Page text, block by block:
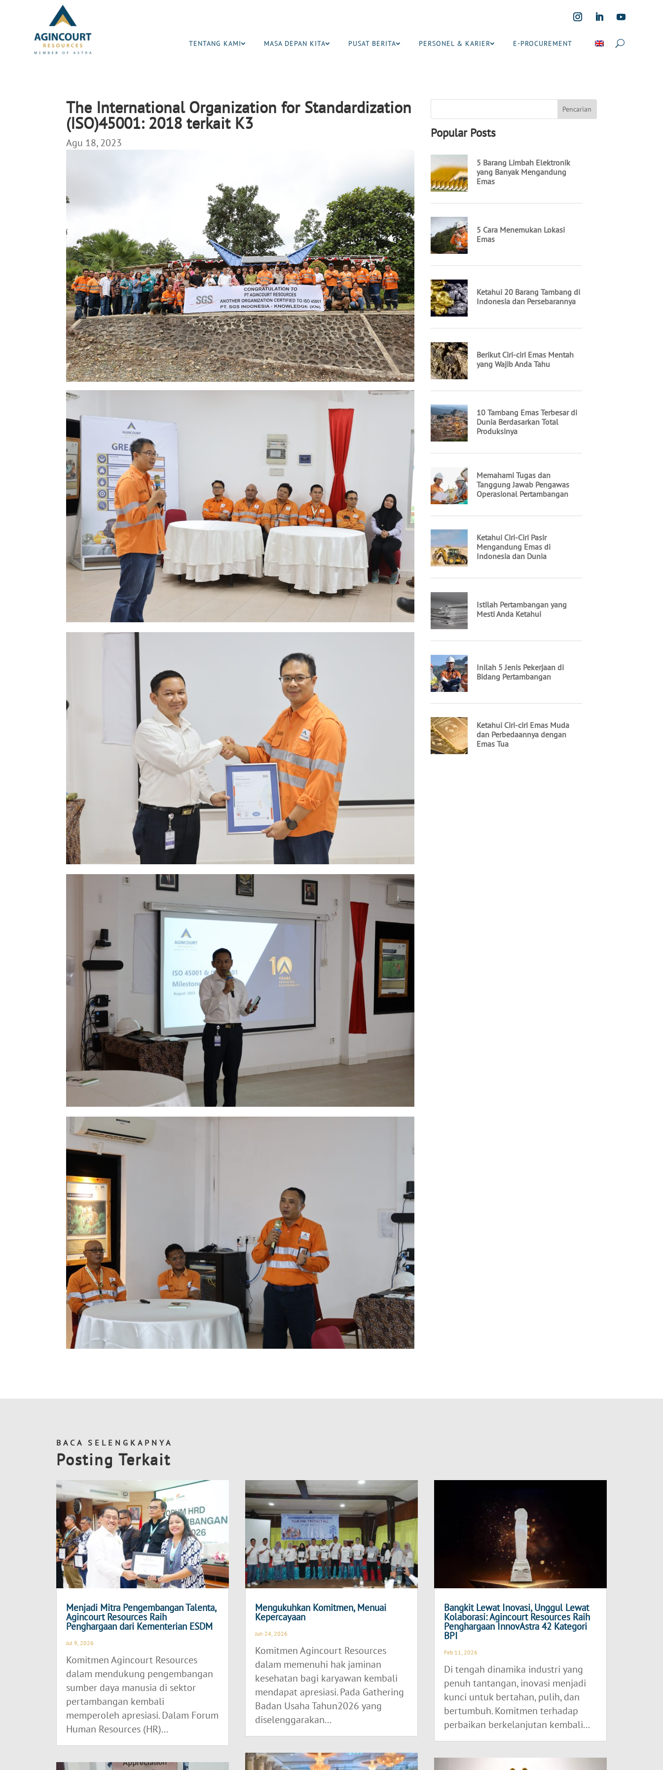
TENTANG KAMI MASA DEPAN KITA PUSAT BERITA PERSONEL & KARIER E-PROCUREMENT
The International Organization for Standardization
(ISO)45001: 2018 terkait K3
Agu 18, 2023
Popular Posts
BACA SELENGKAPNYA
Posting Terkait
Menjadi Mitra Pengembangan Talenta,
Agincourt Resources Raih
Penghargaan dari Kementerian ESDM
Jul 9, 2026
Komitmen Agincourt Resources
dalam mendukung pengembangan
sumber daya manusia di sektor
pertambangan kembali
memperoleh apresiasi. Dalam Forum
Human Resources (HR)...
Mengukuhkan Komitmen, Menuai
Kepercayaan
Jun 24, 2026
Komitmen Agincourt Resources
dalam memenuhi hak jaminan
kesehatan bagi karyawan kembali
mendapat apresiasi. Pada Gathering
Badan Usaha Tahun2026 yang
diselenggarakan...
Bangkit Lewat Inovasi, Unggul Lewat
Kolaborasi: Agincourt Resources Raih
Penghargaan InnovAstra 42 Kategori
BPI
Feb 11, 2026
Di tengah dinamika industri yang
penuh tantangan, inovasi menjadi
kunci untuk bertahan, pulih, dan
bertumbuh. Komitmen terhadap
perbaikan berkelanjutan kembali...